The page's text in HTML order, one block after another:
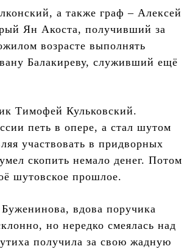
а также граф – Алексей
Ян Акоста, получивший за
возрасте выполнять
Балакиреву, служивший ещё
Тимофей Кульковский.
петь в опере, а стал шутом
участвовать в придворных
скопить немало денег. Потом
шутовское прошлое.
вдова поручика
но нередко смеялась над
получила за свою жадную